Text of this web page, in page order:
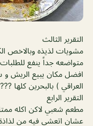
التقرير الثالث
مشويات لذيذه وبالاخص
متواضعه جداً ينفع
افضل مكان يبيع الريش
العراقي ) بالبحرين كلها ???
التقرير الرابع
مطعم شعبي لاكن اكله
عشان اتعشى فيه من لذاذة